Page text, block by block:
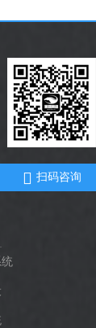
扫码咨询